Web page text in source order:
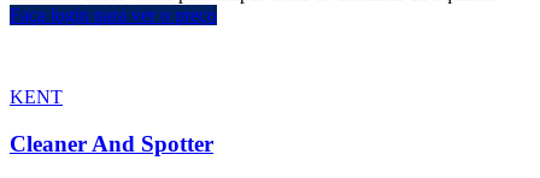
Faça login para ver o preço
KENT
Cleaner And Spotter